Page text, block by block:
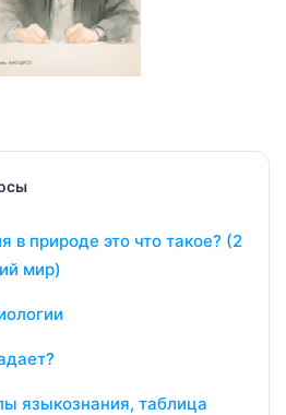
в природе это что такое? (2
мир)
языкознания, таблица